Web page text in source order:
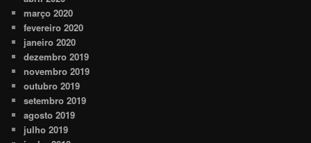
março 2020
fevereiro 2020
janeiro 2020
dezembro 2019
novembro 2019
outubro 2019
setembro 2019
agosto 2019
julho 2019